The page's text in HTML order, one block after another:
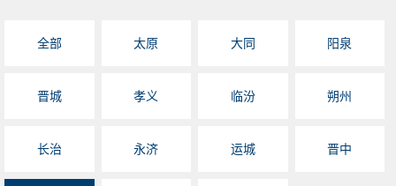
全部 太原 大同 阳泉
晋城 孝义 临汾 朔州
长治 永济 运城 晋中